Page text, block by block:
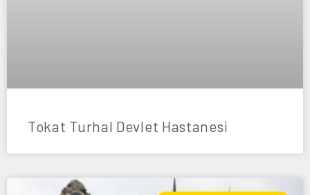
Tokat Turhal Devlet Hastanesi